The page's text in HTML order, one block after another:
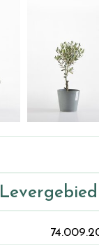
Levergebied